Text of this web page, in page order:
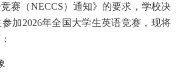
赛（NECCS）通知》的要求，学校决
参加2026年全国大学生英语竞赛，现将